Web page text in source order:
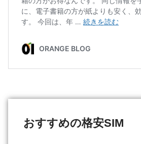
おすすめの格安SIM